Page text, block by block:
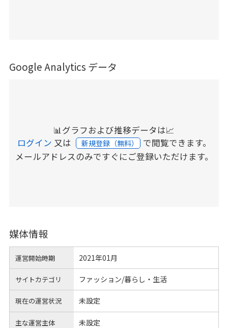
Google Analytics データ
📊グラフおよび推移データは📈
ログイン 又は 新規登録（無料） で閲覧できます。
メールアドレスのみですぐにご登録いただけます。
媒体情報
運営開始時期 2021年01月
サイトカテゴリ ファッション/暮らし・生活
現在の運営状況 未設定
主な運営主体 未設定